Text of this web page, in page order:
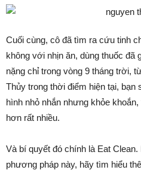
Cuối cùng, cô đã tìm ra cứu tinh
không với nhịn ăn, dùng thuốc đã
nặng chỉ trong vòng 9 tháng trời,
Thủy trong thời điểm hiện tại,
hình nhỏ nhắn nhưng khỏe
hơn rất nhiều.
Và bí quyết đó chính là Eat
phương pháp này, hãy tìm hiểu